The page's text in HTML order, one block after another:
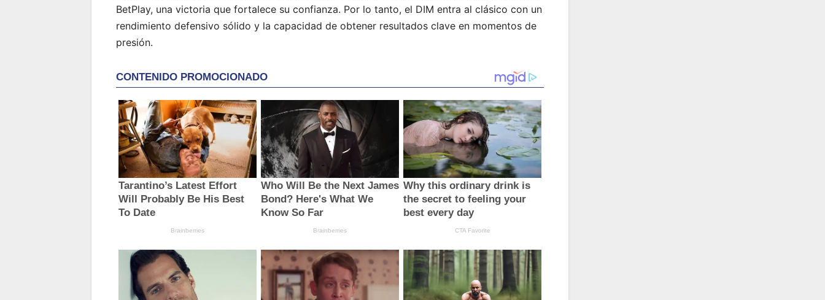
BetPlay, una victoria que fortalece su confianza. Por lo tanto, el DIM entra al clásico con un
rendimiento defensivo sólido y la capacidad de obtener resultados clave en momentos de
presión.